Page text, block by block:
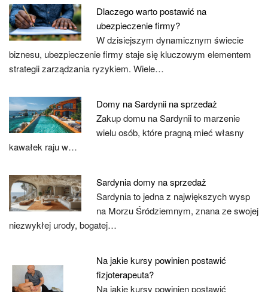
Dlaczego warto postawić na
ubezpieczenie firmy?
W dzisiejszym dynamicznym świecie
biznesu, ubezpieczenie firmy staje się kluczowym elementem
strategii zarządzania ryzykiem. Wiele…
Domy na Sardynii na sprzedaż
Zakup domu na Sardynii to marzenie
wielu osób, które pragną mieć własny
kawałek raju w…
Sardynia domy na sprzedaż
Sardynia to jedna z największych wysp
na Morzu Śródziemnym, znana ze swojej
niezwykłej urody, bogatej…
Na jakie kursy powinien postawić
fizjoterapeuta?
Na jakie kursy powinien postawić